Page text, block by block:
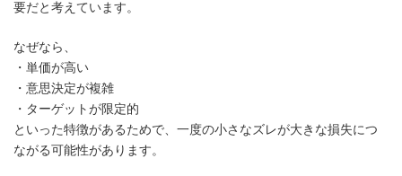
要だと考えています。
なぜなら、
・単価が高い
・意思決定が複雑
・ターゲットが限定的
といった特徴があるためで、一度の小さなズレが大きな損失につ
ながる可能性があります。